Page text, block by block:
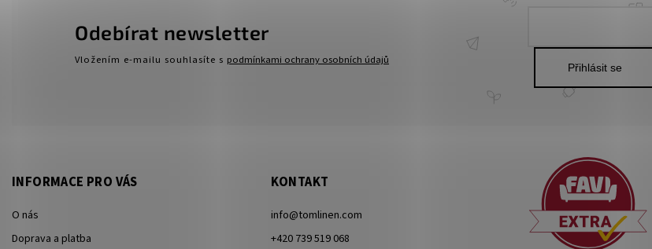
INFORMACE PRO VÁS
O nás
Doprava a platba
Odebírat newsletter
Vložením e-mailu souhlasíte s podmínkami ochrany osobních údajů
Přihlásit se
KONTAKT
info@tomlinen.com
+420 739 519 068